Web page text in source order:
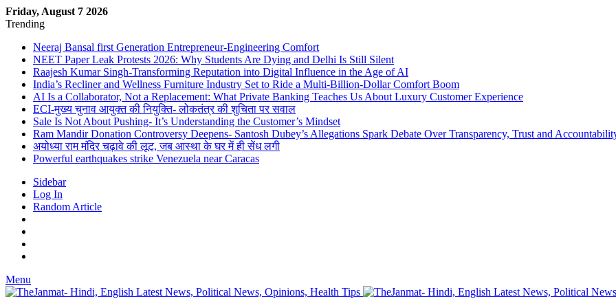
Friday, August 7 2026
Trending
Neeraj Bansal first Generation Entrepreneur-Engineering Comfort
NEET Paper Leak Protests 2026: Why Students Are Dying and Delhi Is Still Silent
Raajesh Kumar Singh-Transforming Reputation into Digital Influence in the Age of AI
India’s Recliner and Wellness Furniture Industry Set to Ride a Multi-Billion-Dollar Comfort Boom
AI Is a Collaborator, Not a Replacement: What Private Banking Teaches Us About Luxury Customer Experience
ECI-मुख्य चुनाव आयुक्त की नियुक्ति- लोकतंत्र की शुचिता पर सवाल
Sale Is Not About Pushing- It’s Understanding the Customer’s Mindset
Ram Mandir Donation Controversy Deepens- Santosh Dubey’s Allegations Spark Debate Over Transparency, Trust and
अयोध्या राम मंदिर चढ़ावे की लूट, जब आस्था के घर में ही सेंध लगी
Powerful earthquakes strike Venezuela near Caracas
Sidebar
Log In
Random Article
Menu